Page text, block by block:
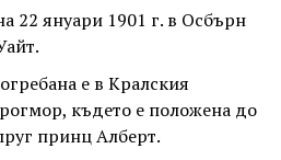
22 януари 1901 г. в Осбърн
е в Кралския
където е положена до
принц Алберт.